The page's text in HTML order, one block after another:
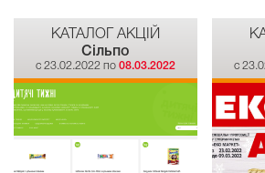
КАТАЛОГ АКЦІЙ
Сiльпо
c 23.02.2022 по 08.03.2022 c